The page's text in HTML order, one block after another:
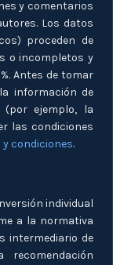
y comentarios
Los datos
proceden de
o incompletos y
Antes de tomar
información de
(por ejemplo, la
las condiciones
y condiciones.
individual
a la normativa
intermediario de
recomendación